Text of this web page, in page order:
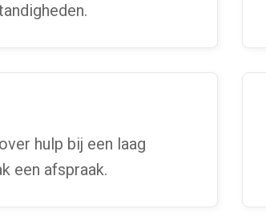
hulp bij een laag
een afspraak.